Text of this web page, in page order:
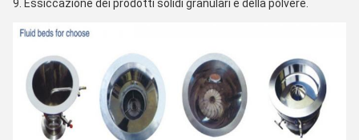
9. Essiccazione dei prodotti solidi granulari e della polvere.